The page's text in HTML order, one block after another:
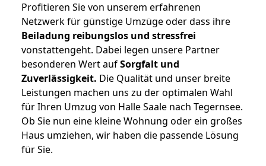
Profitieren Sie von unserem erfahrenen
Netzwerk für günstige Umzüge oder dass ihre
Beiladung reibungslos und stressfrei
vonstattengeht. Dabei legen unsere Partner
besonderen Wert aufSorgfalt und
Zuverlässigkeit. Die Qualität und unser breite
Leistungen machen uns zu der optimalen Wahl
für Ihren Umzug von Halle Saale nach Tegernsee.
Ob Sie nun eine kleine Wohnung oder ein großes
Haus umziehen, wir haben die passende Lösung
für Sie.